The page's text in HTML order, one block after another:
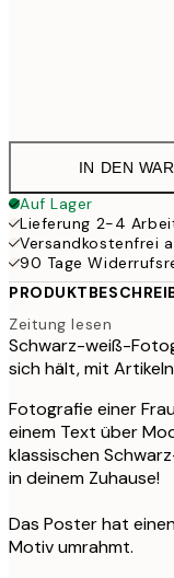
IN DEN
Auf Lager
Lieferung 2-4
Versandkostenfrei
90 Tage
Zeitung lesen
Schwarz-weiß-
sich hält, mit
Fotografie einer
einem Text über
klassischen
in deinem Zuhause!
Das Poster hat
Motiv umrahmt.